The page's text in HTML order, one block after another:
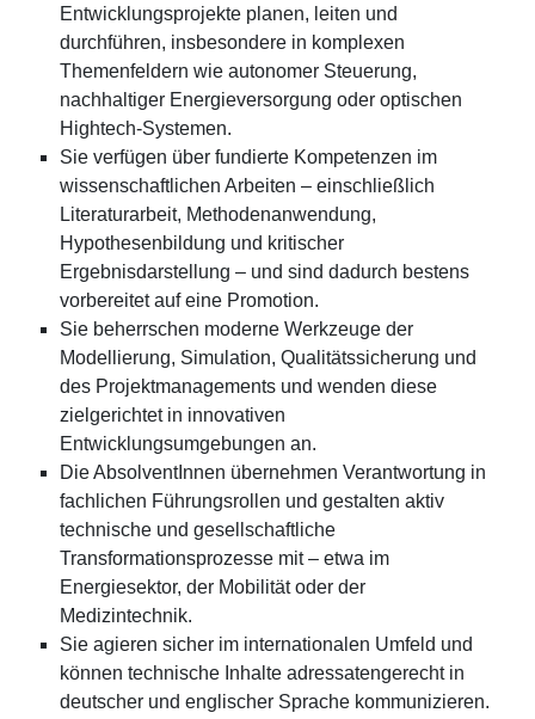
Entwicklungsprojekte planen, leiten und
durchführen, insbesondere in komplexen
Themenfeldern wie autonomer Steuerung,
nachhaltiger Energieversorgung oder optischen
Hightech-Systemen.
Sie verfügen über fundierte Kompetenzen im
wissenschaftlichen Arbeiten – einschließlich
Literaturarbeit, Methodenanwendung,
Hypothesenbildung und kritischer
Ergebnisdarstellung – und sind dadurch bestens
vorbereitet auf eine Promotion.
Sie beherrschen moderne Werkzeuge der
Modellierung, Simulation, Qualitätssicherung und
des Projektmanagements und wenden diese
zielgerichtet in innovativen
Entwicklungsumgebungen an.
Die AbsolventInnen übernehmen Verantwortung in
fachlichen Führungsrollen und gestalten aktiv
technische und gesellschaftliche
Transformationsprozesse mit – etwa im
Energiesektor, der Mobilität oder der
Medizintechnik.
Sie agieren sicher im internationalen Umfeld und
können technische Inhalte adressatengerecht in
deutscher und englischer Sprache kommunizieren.